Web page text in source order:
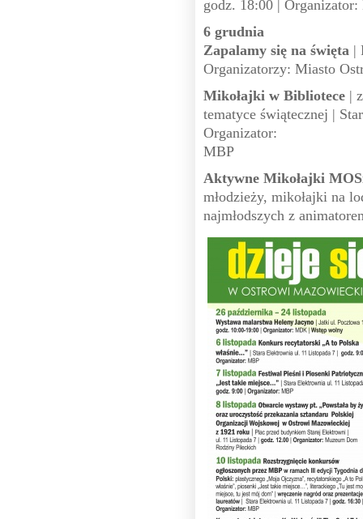
godz. 18:00 |
6 grudnia
Zapalamy się na święta |
Organizatorzy: Miasto
Mikołajki w Bibliotece |
tematyce świątecznej |
Organizator:
MBP
Aktywne Mikołajki
młodzieży, mikołajki na
najmłodszych z